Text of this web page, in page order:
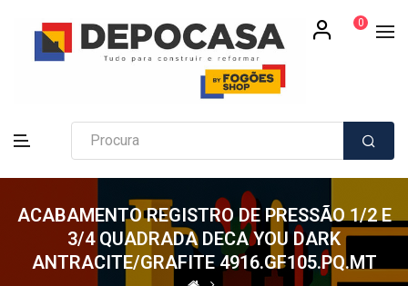
0
ACABAMENTO REGISTRO DE PRESSÃO 1/2 E
3/4 QUADRADA DECA YOU DARK
ANTRACITE/GRAFITE 4916.GF105.PQ.MT